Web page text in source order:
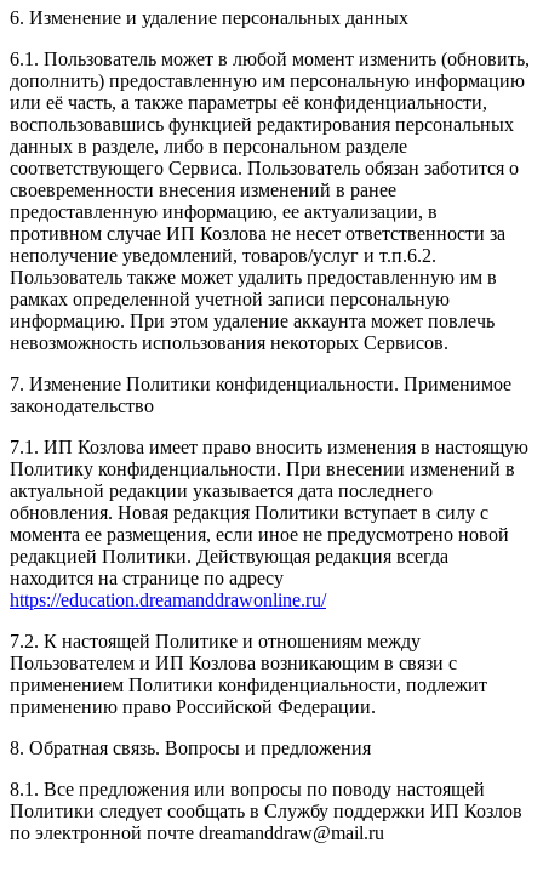
6. Изменение и удаление персональных данных
6.1. Пользователь может в любой момент изменить (обновить,
дополнить) предоставленную им персональную информацию
или её часть, а также параметры её конфиденциальности,
воспользовавшись функцией редактирования персональных
данных в разделе, либо в персональном разделе
соответствующего Сервиса. Пользователь обязан заботится о
своевременности внесения изменений в ранее
предоставленную информацию, ее актуализации, в
противном случае ИП Козлова не несет ответственности за
неполучение уведомлений, товаров/услуг и т.п.6.2.
Пользователь также может удалить предоставленную им в
рамках определенной учетной записи персональную
информацию. При этом удаление аккаунта может повлечь
невозможность использования некоторых Сервисов.
7. Изменение Политики конфиденциальности. Применимое
законодательство
7.1. ИП Козлова имеет право вносить изменения в настоящую
Политику конфиденциальности. При внесении изменений в
актуальной редакции указывается дата последнего
обновления. Новая редакция Политики вступает в силу с
момента ее размещения, если иное не предусмотрено новой
редакцией Политики. Действующая редакция всегда
находится на странице по адресу
https://education.dreamanddrawonline.ru/
7.2. К настоящей Политике и отношениям между
Пользователем и ИП Козлова возникающим в связи с
применением Политики конфиденциальности, подлежит
применению право Российской Федерации.
8. Обратная связь. Вопросы и предложения
8.1. Все предложения или вопросы по поводу настоящей
Политики следует сообщать в Службу поддержки ИП Козлов
по электронной почте dreamanddraw@mail.ru